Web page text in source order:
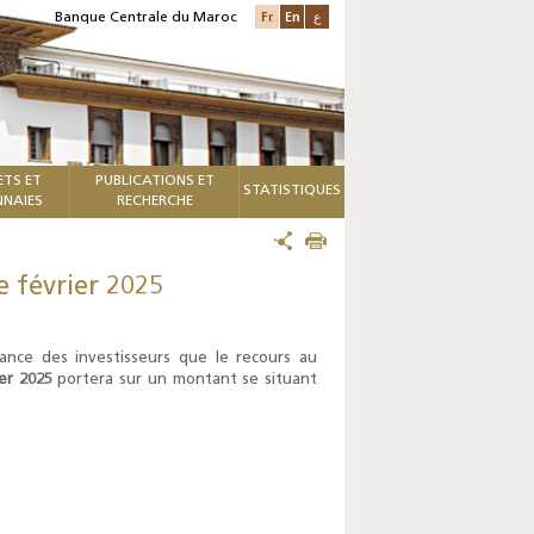
Banque Centrale du Maroc Fr En ع
ET
PUBLICATIONS ET
RECHERCHE
STATISTIQUES
février 2025
des investisseurs que le recours au
2025portera sur un montant se situant